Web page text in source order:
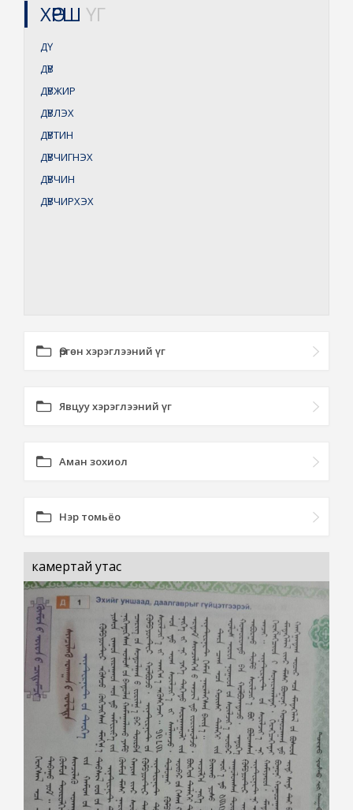
ХӨРШ ҮГ
ДҮ
ДҮВ
ДҮВЖИР
ДҮВЛЭХ
ДҮВТИН
ДҮВЧИГНЭХ
ДҮВЧИН
ДҮВЧИРХЭХ
Өргөн хэрэглээний үг
Явцуу хэрэглээний үг
Аман зохиол
Нэр томьёо
камертай утас